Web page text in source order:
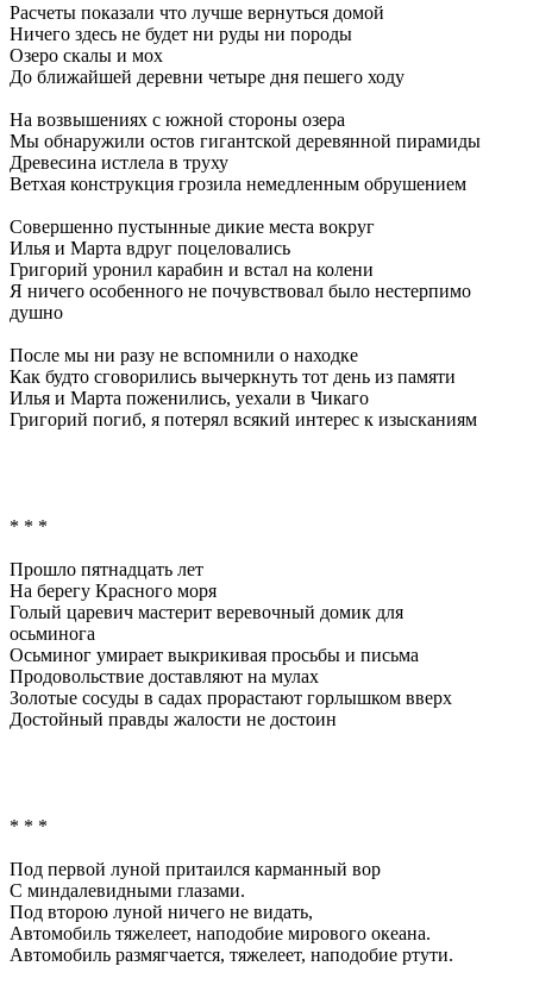
Расчеты показали что лучше вернуться домой
Ничего здесь не будет ни руды ни породы
Озеро скалы и мох
До ближайшей деревни четыре дня пешего ходу
На возвышениях с южной стороны озера
Мы обнаружили остов гигантской деревянной пирамиды
Древесина истлела в труху
Ветхая конструкция грозила немедленным обрушением
Совершенно пустынные дикие места вокруг
Илья и Марта вдруг поцеловались
Григорий уронил карабин и встал на колени
Я ничего особенного не почувствовал было нестерпимо
душно
После мы ни разу не вспомнили о находке
Как будто сговорились вычеркнуть тот день из памяти
Илья и Марта поженились, уехали в Чикаго
Григорий погиб, я потерял всякий интерес к изысканиям
* * *
Прошло пятнадцать лет
На берегу Красного моря
Голый царевич мастерит веревочный домик для
осьминога
Осьминог умирает выкрикивая просьбы и письма
Продовольствие доставляют на мулах
Золотые сосуды в садах прорастают горлышком вверх
Достойный правды жалости не достоин
* * *
Под первой луной притаился карманный вор
С миндалевидными глазами.
Под второю луной ничего не видать,
Автомобиль тяжелеет, наподобие мирового океана.
Автомобиль размягчается, тяжелеет, наподобие ртути.